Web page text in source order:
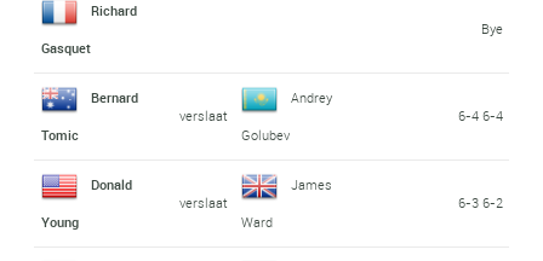
Richard
Gasquet
Bye
Bernard
Tomic
verslaat
Andrey
Golubev
6-4 6-4
Donald
Young
verslaat
James
Ward
6-3 6-2